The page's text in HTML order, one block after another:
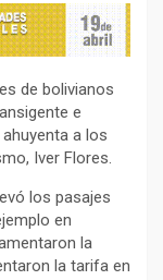
de bolivianos
e
a los
Iver Flores.
los pasajes
en
la
la tarifa en